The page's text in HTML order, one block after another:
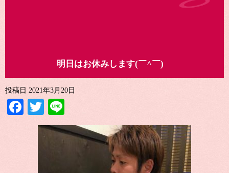
明日はお休みします(￣^￣)ゞ
投稿日 2021年3月20日
Facebook
Twitter